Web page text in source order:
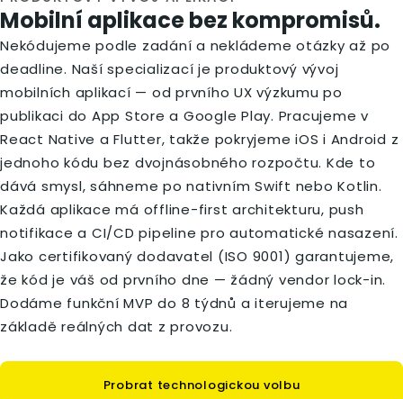
Mobilní aplikace bez kompromisů.
Nekódujeme podle zadání a nekládeme otázky až po
deadline. Naší specializací je produktový vývoj
mobilních aplikací — od prvního UX výzkumu po
publikaci do App Store a Google Play. Pracujeme v
React Native a Flutter, takže pokryjeme iOS i Android z
jednoho kódu bez dvojnásobného rozpočtu. Kde to
dává smysl, sáhneme po nativním Swift nebo Kotlin.
Každá aplikace má offline-first architekturu, push
notifikace a CI/CD pipeline pro automatické nasazení.
Jako certifikovaný dodavatel (ISO 9001) garantujeme,
že kód je váš od prvního dne — žádný vendor lock-in.
Dodáme funkční MVP do 8 týdnů a iterujeme na
základě reálných dat z provozu.
Probrat technologickou volbu